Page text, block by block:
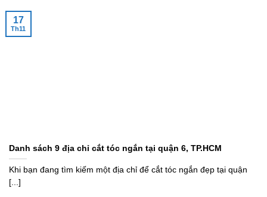
Danh sách 9 địa chỉ cắt tóc ngắn tại quận 6, TP.HCM
Khi bạn đang tìm kiếm một địa chỉ để cắt tóc ngắn đẹp tại quận
[...]
17
Th11